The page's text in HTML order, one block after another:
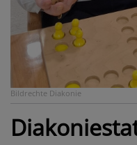
Bildrechte Diakonie